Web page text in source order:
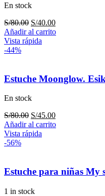
En stock
S/80.00 El
precio
original
S/40.00El
precio
Añadir al carrito
Vista rápida
-44%
Estuche Moonglow.
En stock
S/80.00 El
precio
original
S/45.00El
precio
Añadir al carrito
Vista rápida
-56%
Estuche para niñas My
1 in stock